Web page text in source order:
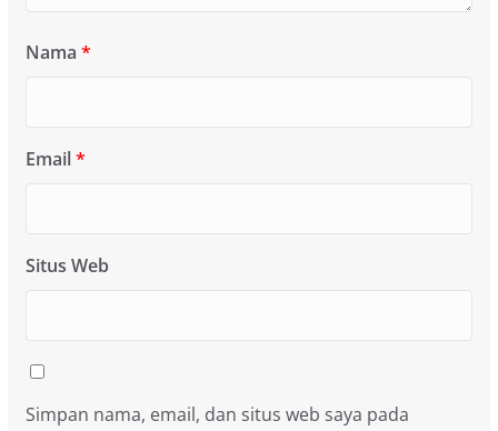
Nama *
Email*
Situs Web
Simpan nama, email, dan situs web saya pada